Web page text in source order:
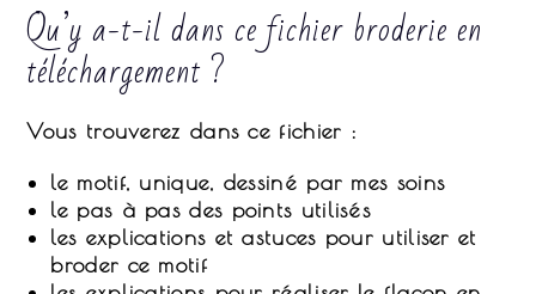
Qu’y a-t-il dans ce fichier broderie en
téléchargement ?
Vous trouverez dans ce fichier :
le motif, unique, dessiné par mes soins
le pas à pas des points utilisés
les explications et astuces pour utiliser et
broder ce motif